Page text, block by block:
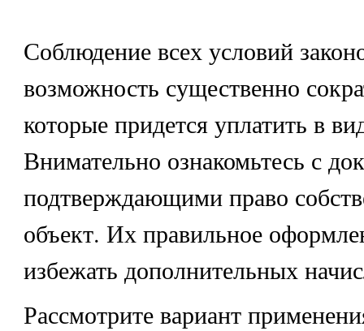
Соблюдение всех условий
возможность существенно
которые придется уплатить в
Внимательно ознакомьтесь с
подтверждающими право
объект. Их правильное
избежать дополнительных
Рассмотрите вариант